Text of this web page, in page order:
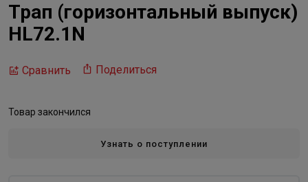
Трап (горизонтальный выпуск)
HL72.1N
Сравнить Поделиться
Товар закончился
Узнать о поступлении